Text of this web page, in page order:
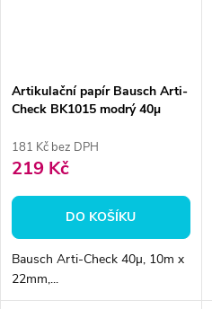
Artikulační papír Bausch Arti-
Check BK1015 modrý 40µ
181 Kč bez DPH
219 Kč
DO KOŠÍKU
Bausch Arti-Check 40µ, 10m x
22mm,...